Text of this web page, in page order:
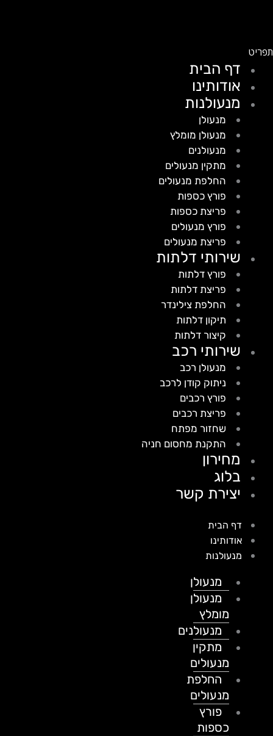
דף הבית
אודותינו
מנעולנות
מנעולן
מנעולן מומלץ
מנעולנים
מתקין מנעולים
החלפת מנעולים
פורץ כספות
פריצת כספות
פורץ מנעולים
פריצת מנעולים
שירותי דלתות
פורץ דלתות
פריצת דלתות
החלפת צילינדר
תיקון דלתות
קיצור דלתות
שירותי רכב
מנעולן רכב
ניתוק קודן לרכב
פורץ רכבים
פריצת רכבים
שחזור מפתח
התקנת מחסום חניה
מחירון
בלוג
יצירת קשר
דף הבית
אודותינו
מנעולנות
מנעולן
מנעולן
מומלץ
מנעולנים
מתקין
מנעולים
החלפת
מנעולים
פורץ
כספות